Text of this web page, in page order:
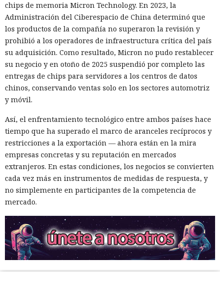
chips de memoria Micron Technology. En 2023, la
Administración del Ciberespacio de China determinó que
los productos de la compañía no superaron la revisión y
prohibió a los operadores de infraestructura crítica del país
su adquisición. Como resultado, Micron no pudo restablecer
su negocio y en otoño de 2025 suspendió por completo las
entregas de chips para servidores a los centros de datos
chinos, conservando ventas solo en los sectores automotriz
y móvil.
Así, el enfrentamiento tecnológico entre ambos países hace
tiempo que ha superado el marco de aranceles recíprocos y
restricciones a la exportación — ahora están en la mira
empresas concretas y su reputación en mercados
extranjeros. En estas condiciones, los negocios se convierten
cada vez más en instrumentos de medidas de respuesta, y
no simplemente en participantes de la competencia de
mercado.